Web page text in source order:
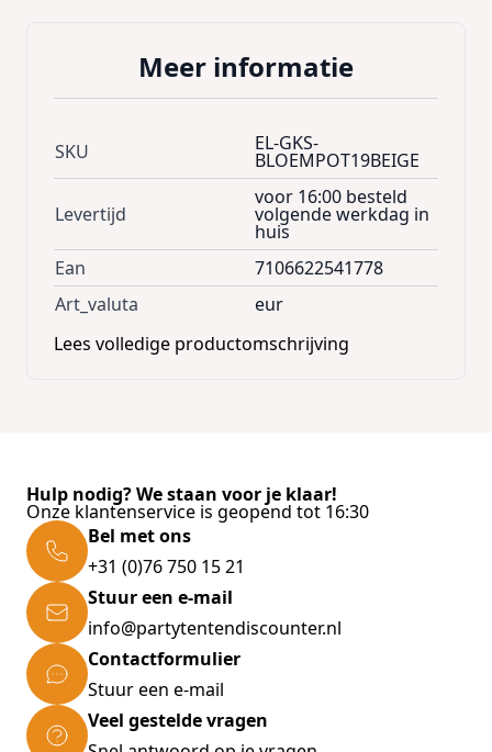
Meer informatie
SKU EL-GKS-
BLOEMPOT19BEIGE
Levertijd
voor 16:00 besteld
volgende werkdag in
huis
Ean
7106622541778
Art_valuta
eur
Lees volledige productomschrijving
Hulp nodig? We staan voor je klaar!
Onze klantenservice is geopend tot 16:30
Bel met ons
+31 (0)76 750 15 21
Stuur een e-mail
info@partytentendiscounter.nl
Contactformulier
Stuur een e-mail
Veel gestelde vragen